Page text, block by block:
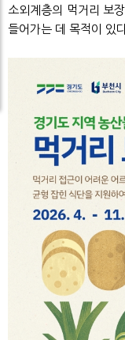
소외계층의 먹거리 보
들어가는 데 목적이 있